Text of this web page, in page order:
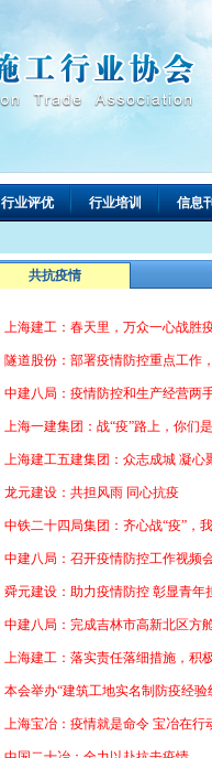
行业评优 行业培训 信息
共抗疫情
上海建工：春天里，万众一心战胜
隧道股份：部署疫情防控重点工作
中建八局：疫情防控和生产经营两
上海一建集团：战“疫”路上，你们
上海建工五建集团：众志成城 凝心
龙元建设：共担风雨 同心抗疫
中铁二十四局集团：齐心战“疫”，
中建八局：召开疫情防控工作视频
舜元建设：助力疫情防控 彰显青年
中建八局：完成吉林市高新北区方
上海建工：落实责任落细措施，积
本会举办“建筑工地实名制防疫经验
上海宝冶：疫情就是命令 宝冶在行